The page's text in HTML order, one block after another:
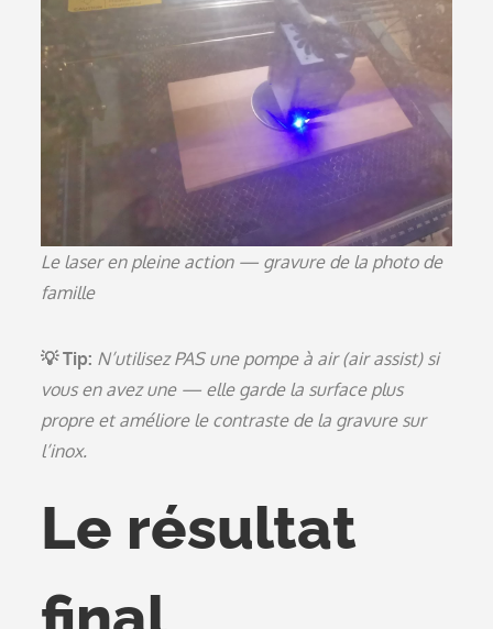
Le laser en pleine action — gravure de la photo de
famille
💡 Tip: N’utilisez PAS une pompe à air (air assist) si
vous en avez une — elle garde la surface plus
propre et améliore le contraste de la gravure sur
l’inox.
Le résultat